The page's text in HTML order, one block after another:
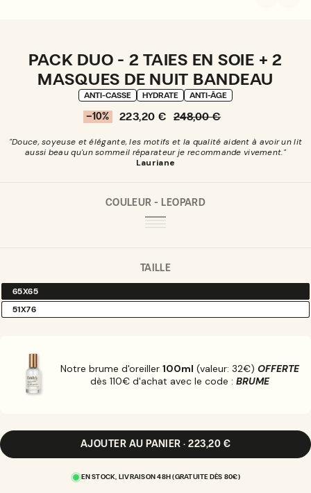
PACK DUO - 2 TAIES EN SOIE + 2
MASQUES DE NUIT BANDEAU
ANTI-CASSE HYDRATE ANTI-ÂGE
Pourcentage
réduction
–10%
Prix
vente
223,20 €
Prix
248,00 €
"Douce, soyeuse et élégante, les motifs et la qualité aident à avoir un lit
aussi beau qu'un sommeil réparateur je recommande vivement."
Lauriane
COULEUR - LEOPARD
LEOPARD
VARIANTE
INDISPONIBLE
TAILLE
65X65
VARIANTE
ÉPUISÉE
OU
51X76
VARIANTE
Notre brume d'oreiller 100ml (valeur: 32€) OFFERTE
dès 110€ d'achat avec le code : BRUME
AJOUTER AU PANIER · 223,20 €
EN STOCK, LIVRAISON 48H (GRATUITE DÈS 80€)